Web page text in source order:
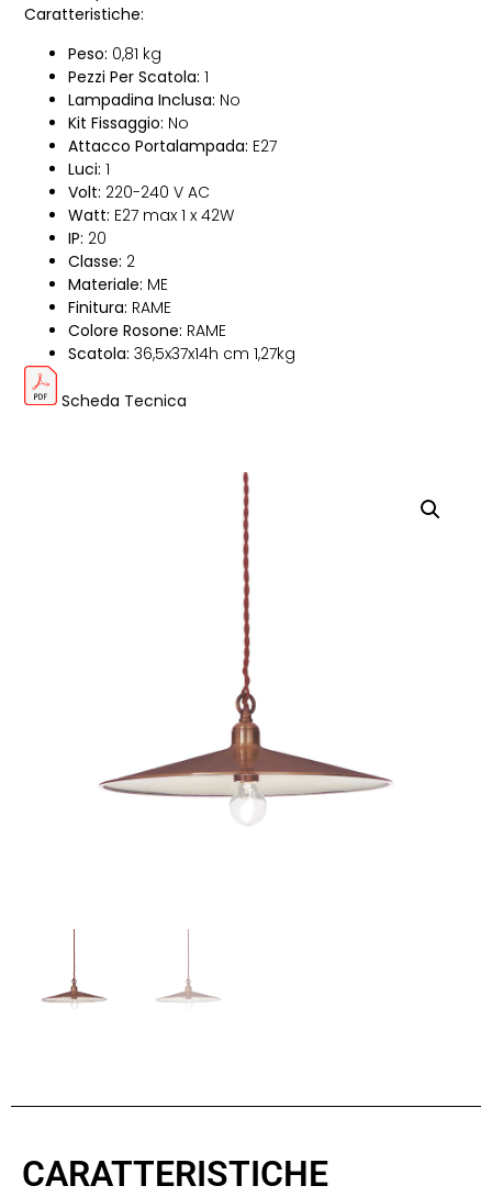
Caratteristiche:
Peso: 0,81 kg
Pezzi Per Scatola: 1
Lampadina Inclusa: No
Kit Fissaggio: No
Attacco Portalampada: E27
Luci: 1
Volt: 220-240 V AC
Watt: E27 max 1 x 42W
IP: 20
Classe: 2
Materiale: ME
Finitura: RAME
Colore Rosone: RAME
Scatola: 36,5x37x14h cm 1,27kg
Scheda Tecnica
CARATTERISTICHE